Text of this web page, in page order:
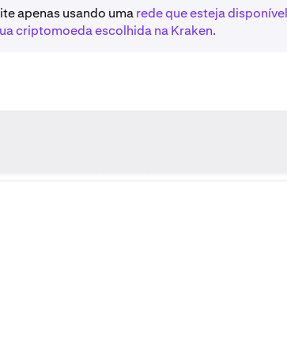
apenas usando umarede que esteja
criptomoeda escolhida na Kraken.